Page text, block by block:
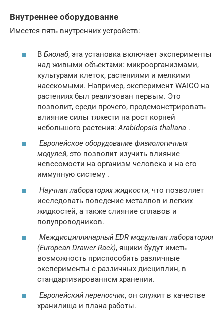
Внутреннее оборудование
Имеется пять внутренних устройств:
В Биолаб, эта установка включает эксперименты
над живыми объектами: микроорганизмами,
культурами клеток, растениями и мелкими
насекомыми. Например, эксперимент WAICO на
растениях был реализован первым. Это
позволит, среди прочего, продемонстрировать
влияние силы тяжести на рост корней
небольшого растения: Arabidopsis thaliana .
Европейское оборудование физиологичных
модулей, это позволит изучить влияние
невесомости на организм человека и на его
иммунную систему .
Научная лаборатория жидкости, что позволяет
исследовать поведение металлов и легких
жидкостей, а также слияние сплавов и
полупроводников.
Междисциплинарный EDR модульная лаборатория
(European Drawer Rack), ящики будут иметь
возможность приспособить различные
эксперименты с различных дисциплин, в
стандартизированном хранении.
Европейский переносчик, он служит в качестве
хранилища и плана работы.